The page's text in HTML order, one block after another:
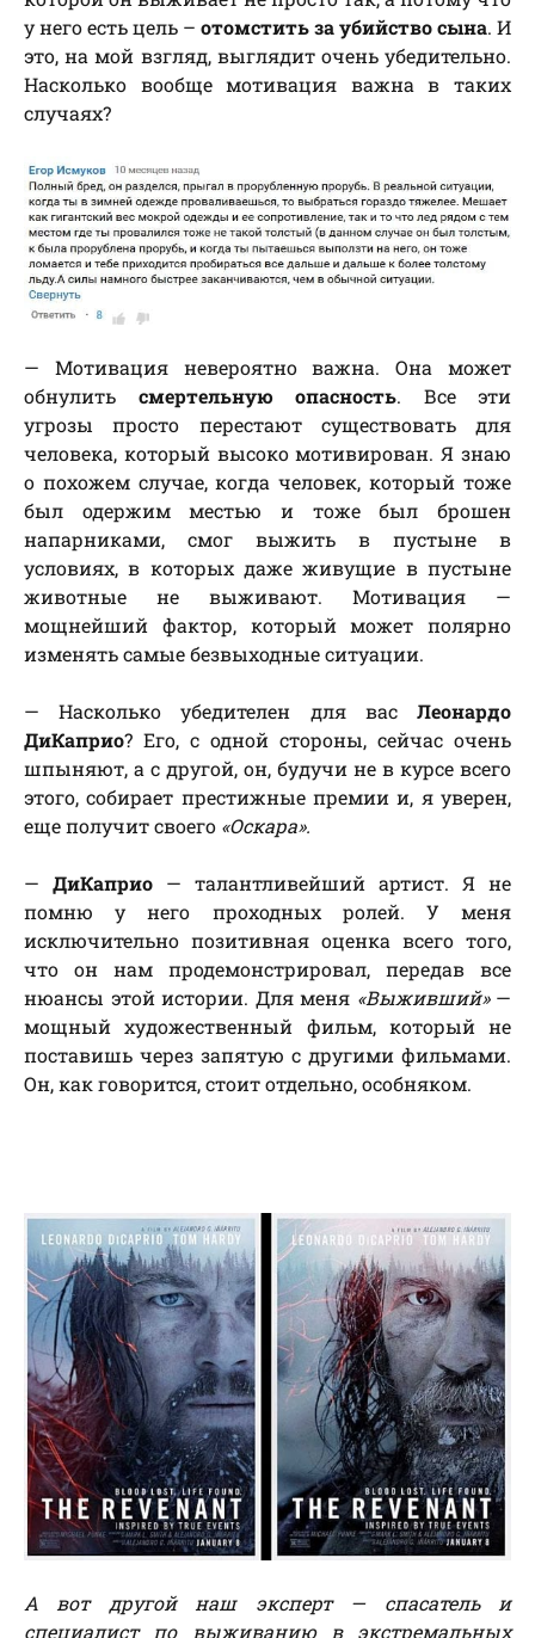
у него есть цель – отомстить за убийство сына. И
это, на мой взгляд, выглядит очень убедительно.
Насколько вообще мотивация важна в таких
случаях?
— Мотивация невероятно важна. Она может
обнулить смертельную опасность. Все эти
угрозы просто перестают существовать для
человека, который высоко мотивирован. Я знаю
о похожем случае, когда человек, который тоже
был одержим местью и тоже был брошен
напарниками, смог выжить в пустыне в
условиях, в которых даже живущие в пустыне
животные не выживают. Мотивация —
мощнейший фактор, который может полярно
изменять самые безвыходные ситуации.
— Насколько убедителен для вас Леонардо
ДиКаприо? Его, с одной стороны, сейчас очень
шпыняют, а с другой, он, будучи не в курсе всего
этого, собирает престижные премии и, я уверен,
еще получит своего «Оскара».
— ДиКаприо — талантливейший артист. Я не
помню у него проходных ролей. У меня
исключительно позитивная оценка всего того,
что он нам продемонстрировал, передав все
нюансы этой истории. Для меня «Выживший»—
мощный художественный фильм, который не
поставишь через запятую с другими фильмами.
Он, как говорится, стоит отдельно, особняком.
А вот другой наш эксперт — спасатель и
специалист по выживанию в экстремальных